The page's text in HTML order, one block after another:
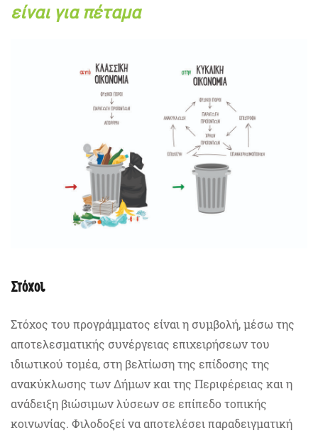
είναι για πέταμα
Στόχοι
Στόχος του προγράμματος είναι η συμβολή, μέσω της
αποτελεσματικής συνέργειας επιχειρήσεων του
ιδιωτικού τομέα, στη βελτίωση της επίδοσης της
ανακύκλωσης των Δήμων και της Περιφέρειας και η
ανάδειξη βιώσιμων λύσεων σε επίπεδο τοπικής
κοινωνίας. Φιλοδοξεί να αποτελέσει παραδειγματική